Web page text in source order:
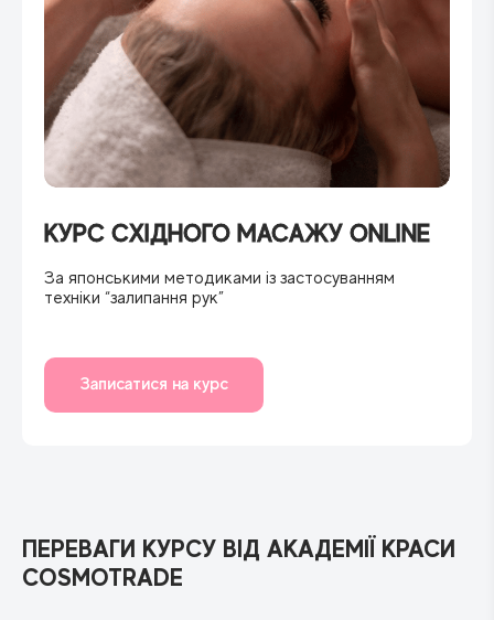
КУРС СХІДНОГО МАСАЖУ ONLINE
За японськими методиками із застосуванням
техніки “залипання рук”
Записатися на курс
ПЕРЕВАГИ КУРСУ ВІД АКАДЕМІЇ КРАСИ
COSMOTRADE